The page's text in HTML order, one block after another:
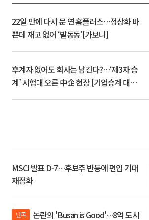
22일 만에 다시 문 연 홈플러스…정상화 바
쁜데 재고 없어 ‘발동동’[가보니]
후계자 없어도 회사는 남긴다?…‘제3자 승
계’ 시험대 오른 中企 현장 [기업승계 대전
MSCI 발표 D-7…후보주 반등에 편입 기대
재점화
단독